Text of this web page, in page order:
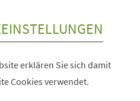
erklären Sie sich damit
Cookies verwendet.